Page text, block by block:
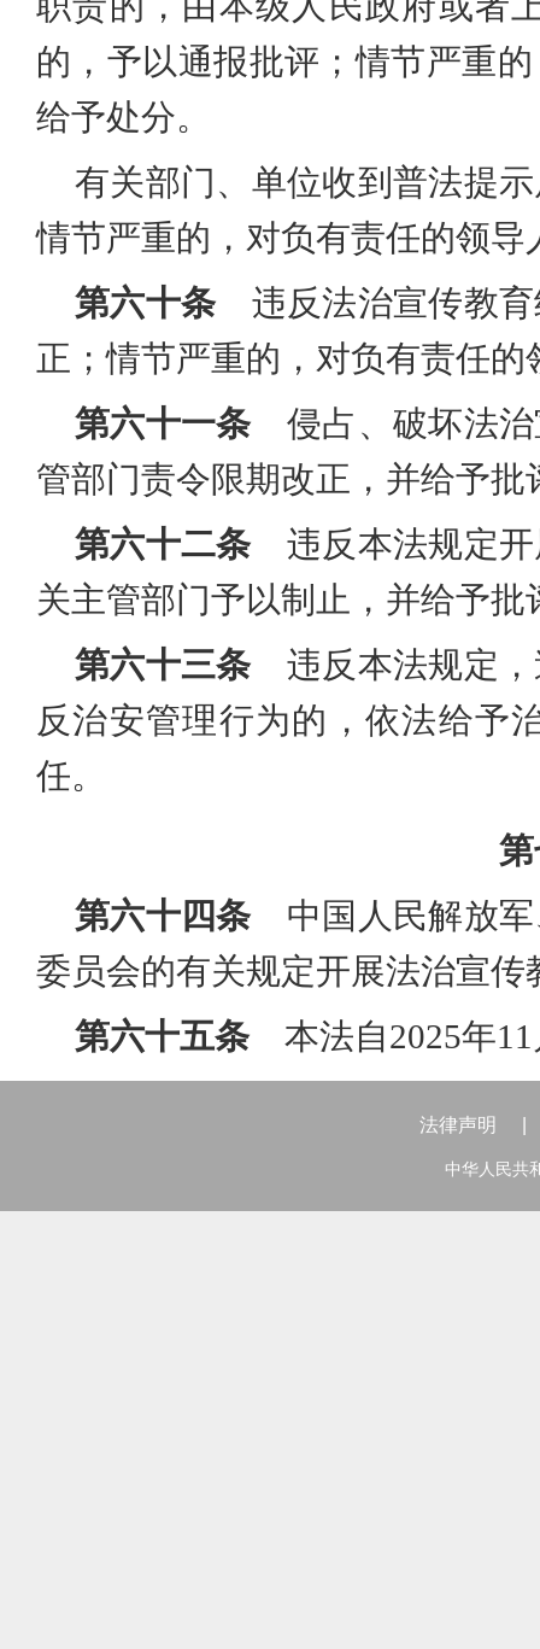
的，予以通报批评；情节严重
给予处分。
有关部门、单位收到普法提
情节严重的，对负有责任的领
第六十条 违反法治宣传教育
正；情节严重的，对负有责任
第六十一条 侵占、破坏法治
管部门责令限期改正，并给予批
第六十二条 违反本法规定开
关主管部门予以制止，并给予批
第六十三条 违反本法规定，
反治安管理行为的，依法给予
任。
第六十四条 中国人民解放军
委员会的有关规定开展法治宣传
第六十五条 本法自2025年
法律声明
中华人民共